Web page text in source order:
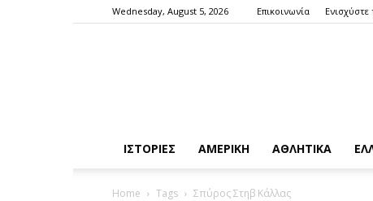
Wednesday, August 5, 2026 Επικοινωνία Ενισχύστε
ΙΣΤΟΡΙΕΣ ΑΜΕΡΙΚΗ ΑΘΛΗΤΙΚΑ
Home Tags Σπύρος Στηβ Κάλλας